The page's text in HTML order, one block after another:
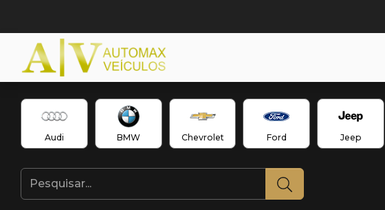
Audi BMW Chevrolet Ford Jeep